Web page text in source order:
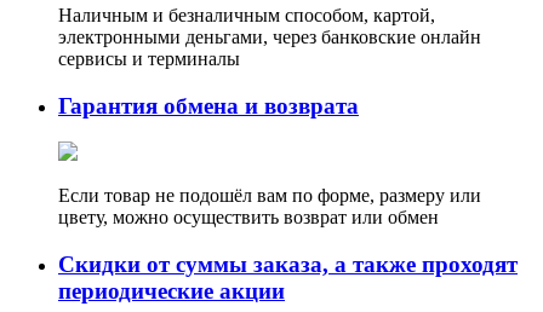
Наличным и безналичным способом, картой,
электронными деньгами, через банковские онлайн
сервисы и терминалы
Гарантия обмена и возврата
Если товар не подошёл вам по форме, размеру или
цвету, можно осуществить возврат или обмен
Скидки от суммы заказа, а также проходят
периодические акции